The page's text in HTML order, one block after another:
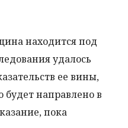
находится под
удалось
ее вины,
будет направлено в
пока